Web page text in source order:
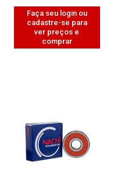
Faça seu login ou
cadastre-se para
ver preços e
comprar